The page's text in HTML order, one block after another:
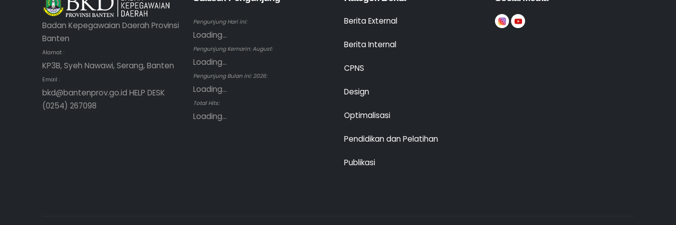
Badan Kepegawaian Daerah Provinsi
Banten
Alamat :
KP3B, Syeh Nawawi, Serang, Banten
Email :
bkd@bantenprov.go.id HELP DESK
(0254) 267098
Pengunjung Hari ini:
Loading...
Pengunjung Kemarin: August:
Loading...
Pengunjung Bulan ini: 2026:
Loading...
Total Hits:
Loading...
Berita External
Berita Internal
CPNS
Design
Optimalisasi
Pendidikan dan Pelatihan
Publikasi